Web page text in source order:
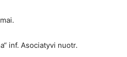
inf. Asociatyvi nuotr.